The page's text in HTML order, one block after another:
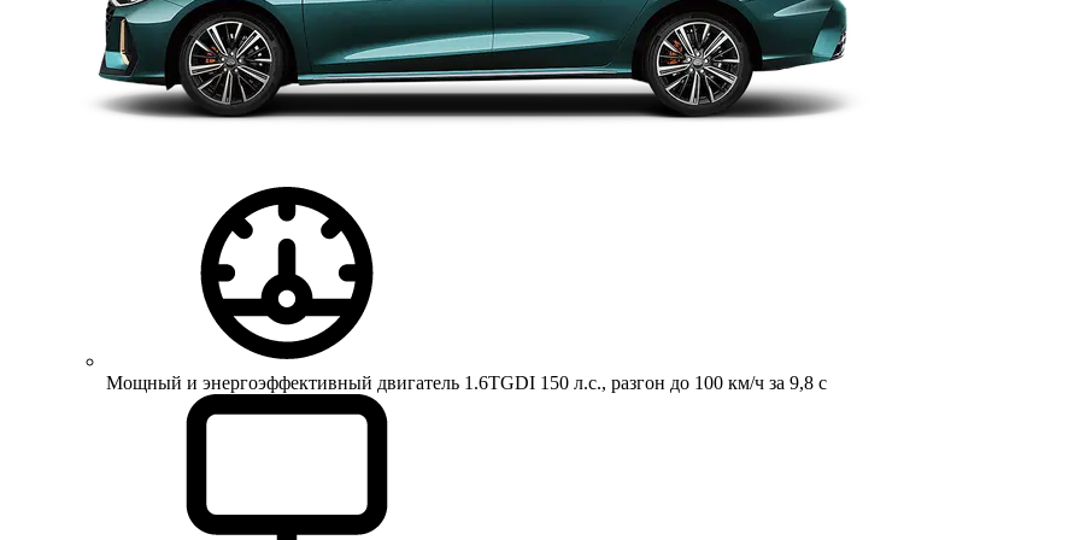
Мощный и энергоэффективный двигатель 1.6TGDI 150 л.с., разгон до 100 км/ч за 9,8 с